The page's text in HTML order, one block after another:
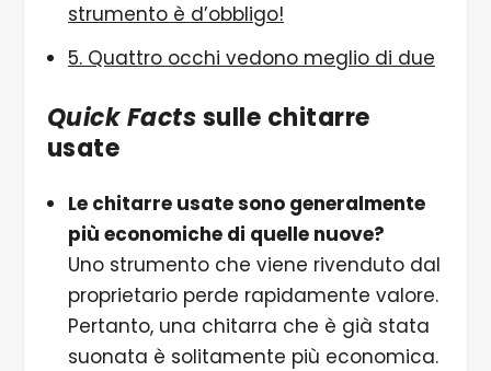
strumento è d’obbligo!
5. Quattro occhi vedono meglio di due
Quick Factssulle chitarre
usate
Le chitarre usate sono generalmente
più economiche di quelle nuove?
Uno strumento che viene rivenduto dal
proprietario perde rapidamente valore.
Pertanto, una chitarra che è già stata
suonata è solitamente più economica.